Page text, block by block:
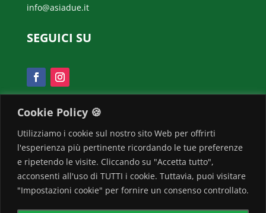
Cookie Policy 🍪
Utilizziamo i cookie sul nostro sito Web per offrirti
l'esperienza più pertinente ricordando le tue preferenze
e ripetendo le visite. Cliccando su "Accetta tutto",
acconsenti all'uso di TUTTI i cookie. Tuttavia, puoi visitare
"Impostazioni cookie" per fornire un consenso controllato.
info@asiadue.it
SEGUICI SU
SCOPRI IL BONUS VERDE
2022!
Clicca qui!